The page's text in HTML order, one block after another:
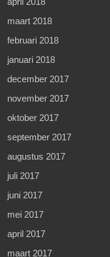
maart 2018
februari 2018
januari 2018
december 2017
november 2017
oktober 2017
september 2017
augustus 2017
juli 2017
juni 2017
mei 2017
april 2017
maart 2017